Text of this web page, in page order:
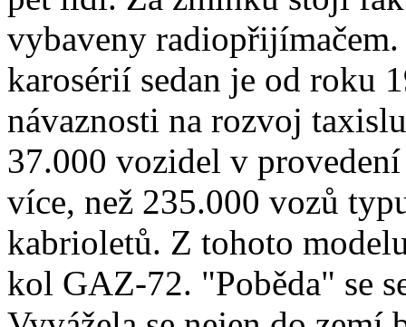
vybaveny radiopřijímačem.
karosérií sedan je od roku
návaznosti na rozvoj
37.000 vozidel v
více, než 235.000 vozů
kabrioletů. Z tohoto
kol GAZ-72. "Poběda" se